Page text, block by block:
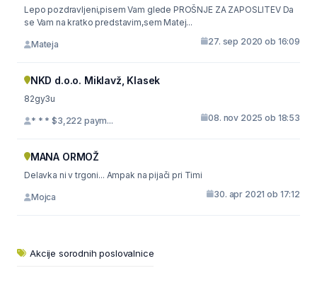
Lepo pozdravljeni,pisem Vam glede PROŠNJE ZA ZAPOSLITEV Da
se Vam na kratko predstavim,sem Matej...
Mateja 27. sep 2020 ob 16:09
NKD d.o.o. Miklavž, Klasek
82gy3u
* * * $3,222 paym... 08. nov 2025 ob 18:53
MANA ORMOŽ
Delavka ni v trgoni... Ampak na pijači pri Timi
Mojca 30. apr 2021 ob 17:12
Akcije sorodnih poslovalnice